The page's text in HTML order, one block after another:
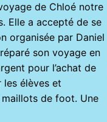
de Chloé notre
Elle a accepté de se
organisée par Daniel
son voyage en
pour l’achat de
les élèves et
de foot. Une